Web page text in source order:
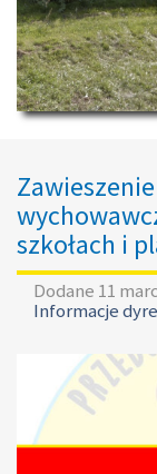
szkołach i
Dodane 11
Informacje